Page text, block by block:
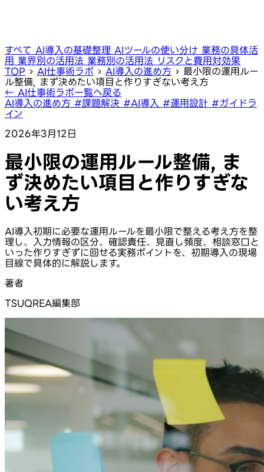
すべて AI導入の基礎整理 AIツールの使い分け 業務の具体活
用 業界別の活用法 業務別の活用法 リスクと費用対効果
TOP › AI仕事術ラボ › AI導入の進め方 › 最小限の運用ルー
ル整備, まず決めたい項目と作りすぎない考え方
← AI仕事術ラボ一覧へ戻る
AI導入の進め方 #課題解決 #AI導入 #運用設計 #ガイドラ
イン
2026年3月12日
最小限の運用ルール整備, ま
ず決めたい項目と作りすぎな
い考え方
AI導入初期に必要な運用ルールを最小限で整える考え方を整
理し、入力情報の区分、確認責任、見直し頻度、相談窓口と
いった作りすぎずに回せる実務ポイントを、初期導入の現場
目線で具体的に解説します。
著者
TSUQREA編集部